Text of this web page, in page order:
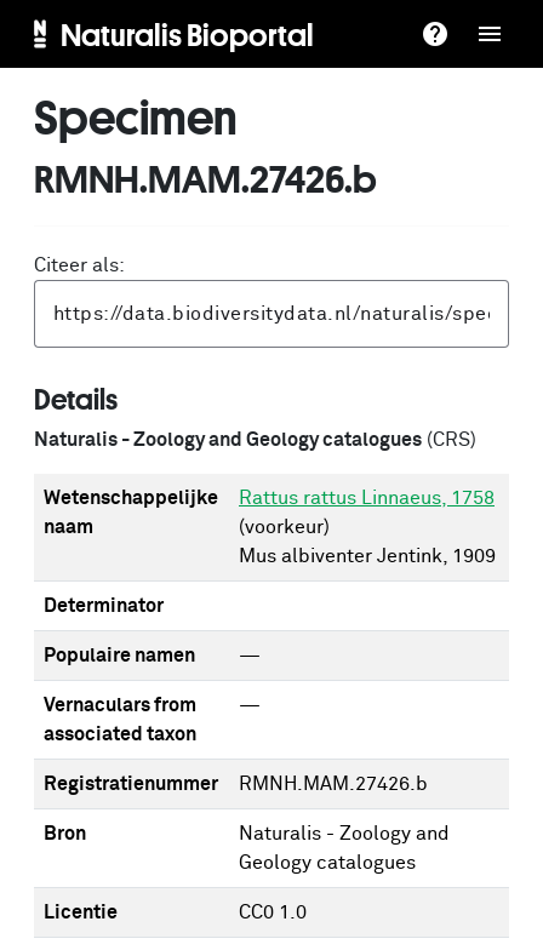
Naturalis Bioportal
Specimen
RMNH.MAM.27426.b
Citeer als:
Details
Naturalis - Zoology and Geology catalogues (CRS)
Wetenschappelijke
naam
Rattus rattus Linnaeus, 1758
(voorkeur)
Mus albiventer Jentink, 1909
Determinator
Populaire namen —
Vernaculars from
associated taxon
—
Registratienummer RMNH.MAM.27426.b
Bron
Naturalis - Zoology and
Geology catalogues
Licentie CC0 1.0